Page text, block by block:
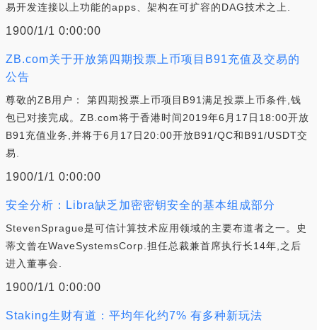
易开发连接以上功能的apps、架构在可扩容的DAG技术之上.
1900/1/1 0:00:00
ZB.com关于开放第四期投票上币项目B91充值及交易的
公告
尊敬的ZB用户： 第四期投票上币项目B91满足投票上币条件,钱
包已对接完成。ZB.com将于香港时间2019年6月17日18:00开放
B91充值业务,并将于6月17日20:00开放B91/QC和B91/USDT交
易.
1900/1/1 0:00:00
安全分析：Libra缺乏加密密钥安全的基本组成部分
StevenSprague是可信计算技术应用领域的主要布道者之一。史
蒂文曾在WaveSystemsCorp.担任总裁兼首席执行长14年,之后
进入董事会.
1900/1/1 0:00:00
Staking生财有道：平均年化约7% 有多种新玩法